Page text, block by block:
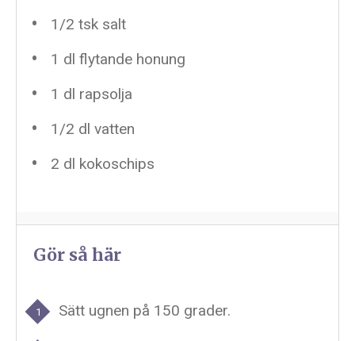
1/2 tsk salt
1 dl flytande honung
1 dl rapsolja
1/2 dl vatten
2 dl kokoschips
Gör så här
Sätt ugnen på 150 grader.